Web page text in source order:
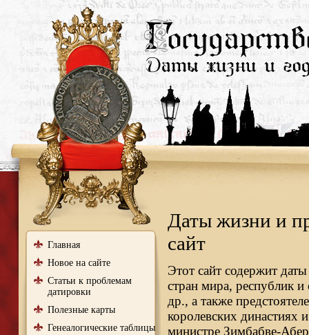
Главная
Новое на сайте
Статьи к проблемам
датировки
Полезные карты
Генеалогические таблицы
Даты жизни и
сайт
Этот сайт содержит
стран мира, республик и
др., а также
королевских династиях
министре Зимбабве-